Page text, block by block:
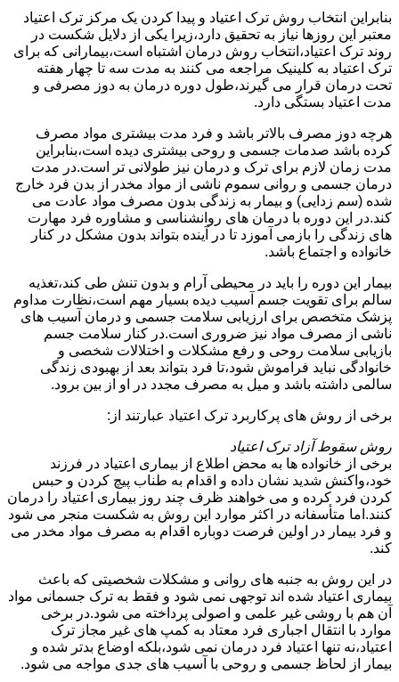
بنابراین انتخاب روش ترک اعتیاد و پیدا کردن یک مرکز ترک اعتیاد
معتبر این روزها نیاز به تحقیق دارد،زیرا یکی از دلایل شکست در
روند ترک اعتیاد،انتخاب روش درمان اشتباه است،بیمارانی که برای
ترک اعتیاد به کلینیک مراجعه می کنند به مدت سه تا چهار هفته
تحت درمان قرار می گیرند،طول دوره درمان به دوز مصرفی و
مدت اعتیاد بستگی دارد.
هرچه دوز مصرف بالاتر باشد و فرد مدت بیشتری مواد مصرف
کرده باشد صدمات جسمی و روحی بیشتری دیده است،بنابراین
مدت زمان لازم برای ترک و درمان نیز طولانی تر است.در مدت
درمان جسمی و روانی سموم ناشی از مواد مخدر از بدن فرد خارج
شده (سم زدایی) و بیمار به زندگی بدون مصرف مواد عادت می
کند.در این دوره با درمان های روانشناسی و مشاوره فرد مهارت
های زندگی را بازمی آموزد تا در آینده بتواند بدون مشکل در کنار
خانواده و اجتماع باشد.
بیمار این دوره را باید در محیطی آرام و بدون تنش طی کند،تغذیه
سالم برای تقویت جسم آسیب دیده بسیار مهم است،نظارت مداوم
پزشک متخصص برای ارزیابی سلامت جسمی و درمان آسیب های
ناشی از مصرف مواد نیز ضروری است.در کنار سلامت جسم
بازیابی سلامت روحی و رفع مشکلات و اختلالات شخصی و
خانوادگی نباید فراموش شود،تا فرد بتواند بعد از بهبودی زندگی
سالمی داشته باشد و میل به مصرف مجدد در او از بین برود.
برخی از روش های پرکاربرد ترک اعتیاد عبارتند از:
روش سقوط آزاد ترک اعتیاد
برخی از خانواده ها به محض اطلاع از بیماری اعتیاد در فرزند
خود،واکنش شدید نشان داده و اقدام به طناب پیچ کردن و حبس
کردن فرد کرده و می خواهند ظرف چند روز بیماری اعتیاد را درمان
کنند.اما متأسفانه در اکثر موارد این روش به شکست منجر می شود
و فرد بیمار در اولین فرصت دوباره اقدام به مصرف مواد مخدر می
کند.
در این روش به جنبه های روانی و مشکلات شخصیتی که باعث
بیماری اعتیاد شده اند توجهی نمی شود و فقط به ترک جسمانی مواد
آن هم با روشی غیر علمی و اصولی پرداخته می شود.در برخی
موارد با انتقال اجباری فرد معتاد به کمپ های غیر مجاز ترک
اعتیاد،نه تنها اعتیاد فرد درمان نمی شود،بلکه اوضاع بدتر شده و
بیمار از لحاظ جسمی و روحی با آسیب های جدی مواجه می شود.